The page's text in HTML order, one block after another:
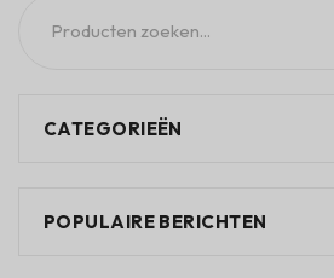
CATEGORIEËN
POPULAIRE BERICHTEN